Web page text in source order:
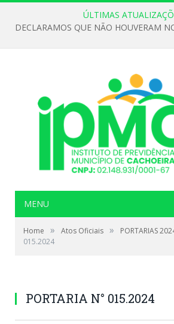
ÚLTIMAS
MENU
Home » Atos Oficiais » PORTARIAS
015.2024
PORTARIA N° 015.2024